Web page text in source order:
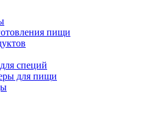
пищи
специй
для пищи